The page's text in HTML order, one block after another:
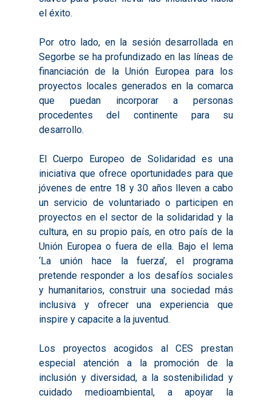
el éxito.
Por otro lado, en la sesión desarrollada en
Segorbe se ha profundizado en las líneas de
financiación de la Unión Europea para los
proyectos locales generados en la comarca
que puedan incorporar a personas
procedentes del continente para su
desarrollo.
El Cuerpo Europeo de Solidaridad es una
iniciativa que ofrece oportunidades para que
jóvenes de entre 18 y 30 años lleven a cabo
un servicio de voluntariado o participen en
proyectos en el sector de la solidaridad y la
cultura, en su propio país, en otro país de la
Unión Europea o fuera de ella. Bajo el lema
‘La unión hace la fuerza’, el programa
pretende responder a los desafíos sociales
y humanitarios, construir una sociedad más
inclusiva y ofrecer una experiencia que
inspire y capacite a la juventud.
Los proyectos acogidos al CES prestan
especial atención a la promoción de la
inclusión y diversidad, a la sostenibilidad y
cuidado medioambiental, a apoyar la
Inicio
Presentación
Qué es Avalem
Misiones
Diagnósticos
Valoración de
Experimentales
Procesos de
Territorial
Necesidades
Formación Pactos
Otras Acciones:
2017
2019
2020
Publicaciones
2017
2018
2019
2020
2021
2022
2023
2024
Infografías 2021
Infografías 2022
Infografías 2023
Pactos por el
LABORA
Documentación
Audiovisuales
Información
ODS
Noticias
Actualidad
Boletines de Noticias
Contacto